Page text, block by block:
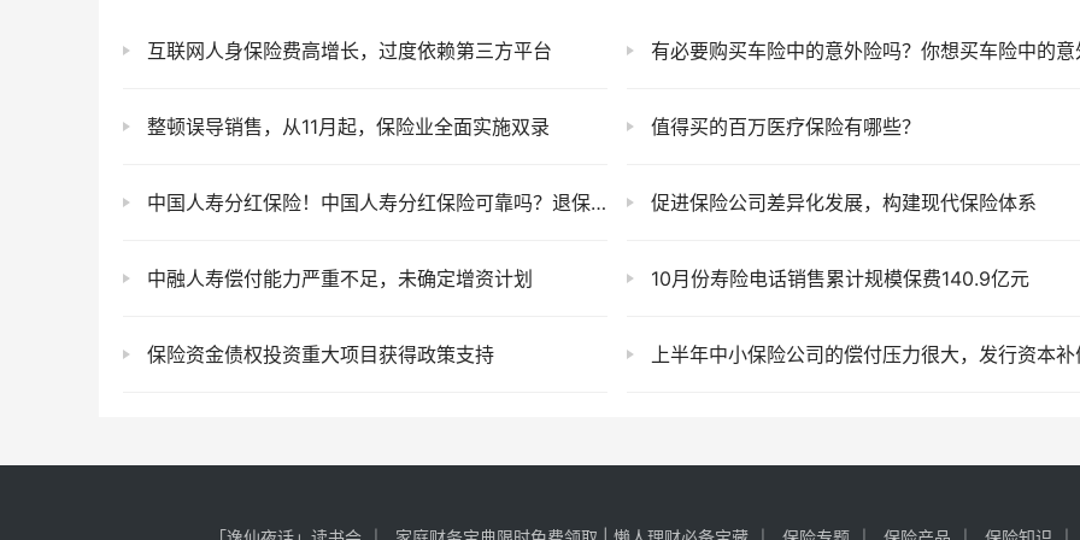
互联网人身保险费高增长，过度依赖第三方平台 有必要购买车险中的意外险吗？你想买车险中的意外险
整顿误导销售，从11月起，保险业全面实施双录 值得买的百万医疗保险有哪些？
中国人寿分红保险！中国人寿分红保险可靠吗？退保怎么算？ 促进保险公司差异化发展，构建现代保险体系
中融人寿偿付能力严重不足，未确定增资计划 10月份寿险电话销售累计规模保费140.9亿元
保险资金债权投资重大项目获得政策支持 上半年中小保险公司的偿付压力很大，发行资本补债充